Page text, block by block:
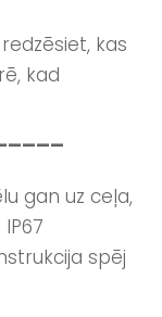
kas
kad
gan uz ceļa,
spēj